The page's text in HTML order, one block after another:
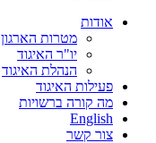
אודות
מטרות הארגון
יו"ר האיגוד
הנהלת האיגוד
פעילות האיגוד
מה קורה ברשויות
English
צור קשר